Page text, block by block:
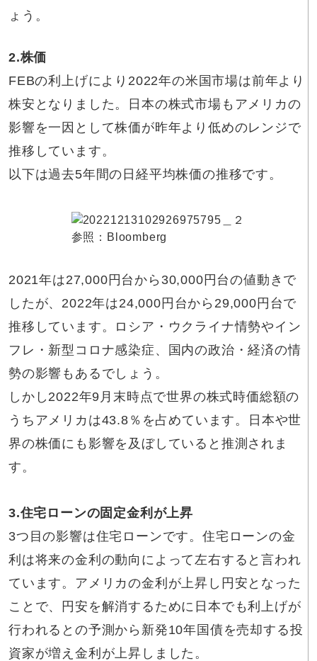
ょう。
2.株価
FEBの利上げにより2022年の米国市場は前年より
株安となりました。日本の株式市場もアメリカの
影響を一因として株価が昨年より低めのレンジで
推移しています。
以下は過去5年間の日経平均株価の推移です。
参照： Bloomberg
2021年は27,000円台から30,000円台の値動きで
したが、2022年は24,000円台から29,000円台で
推移しています。ロシア・ウクライナ情勢やイン
フレ・新型コロナ感染症、国内の政治・経済の情
勢の影響もあるでしょう。
しかし2022年9月末時点で世界の株式時価総額の
うちアメリカは43.8％を占めています。日本や世
界の株価にも影響を及ぼしていると推測されま
す。
3.住宅ローンの固定金利が上昇
3つ目の影響は住宅ローンです。住宅ローンの金
利は将来の金利の動向によって左右すると言われ
ています。アメリカの金利が上昇し円安となった
ことで、円安を解消するために日本でも利上げが
行われるとの予測から新発10年国債を売却する投
資家が増え金利が上昇しました。